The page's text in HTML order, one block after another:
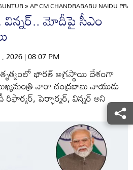
»AP CM CHANDRABABU NAIDU
విన్నర్.. మోదీపై సీఎం
2026 | 08:07 PM
భారత్ అగ్రస్థాయి దేశంగా
నారా చంద్రబాబు నాయుడు
పెర్ఫార్మర్, విన్నర్ అని